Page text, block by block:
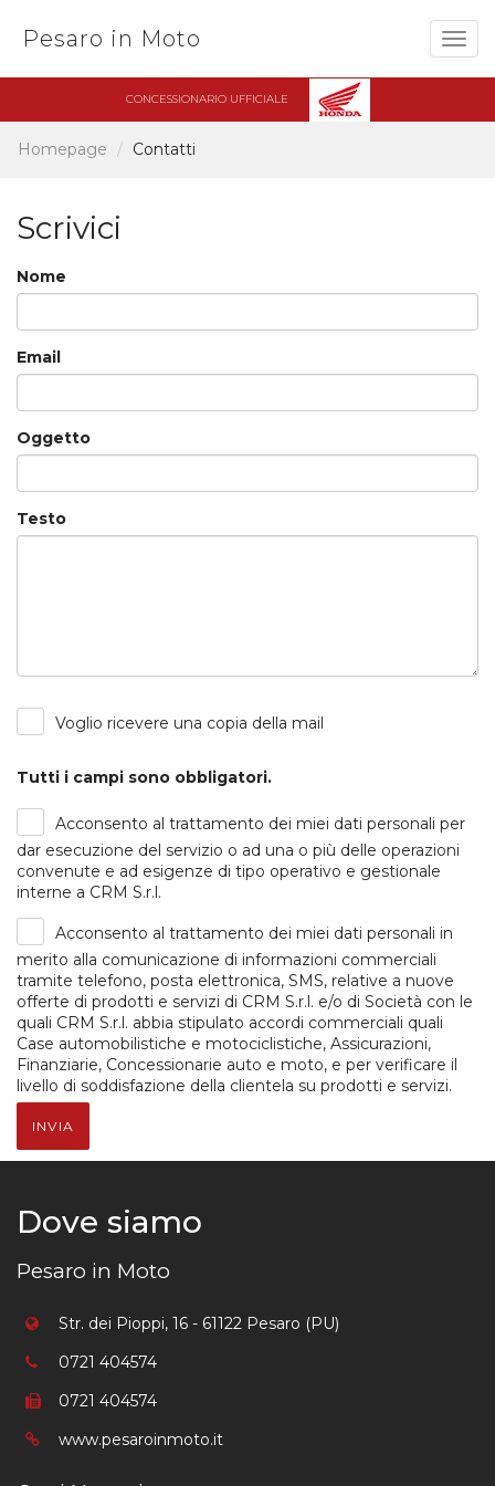
Pesaro in Moto
CONCESSIONARIO UFFICIALE
Homepage Contatti
Scrivici
Nome
Email
Oggetto
Testo
Voglio ricevere una copia della mail
Tutti i campi sono obbligatori.
Acconsento al trattamento dei miei dati personali per
dar esecuzione del servizio o ad una o più delle operazioni
convenute e ad esigenze di tipo operativo e gestionale
interne a CRM S.r.l.
Acconsento al trattamento dei miei dati personali in
merito alla comunicazione di informazioni commerciali
tramite telefono, posta elettronica, SMS, relative a nuove
offerte di prodotti e servizi di CRM S.r.l. e/o di Società con le
quali CRM S.r.l. abbia stipulato accordi commerciali quali
Case automobilistiche e motociclistiche, Assicurazioni,
Finanziarie, Concessionarie auto e moto, e per verificare il
livello di soddisfazione della clientela su prodotti e servizi.
INVIA
Dove siamo
Pesaro in Moto
Str. dei Pioppi, 16 - 61122 Pesaro (PU)
0721 404574
0721 404574
www.pesaroinmoto.it